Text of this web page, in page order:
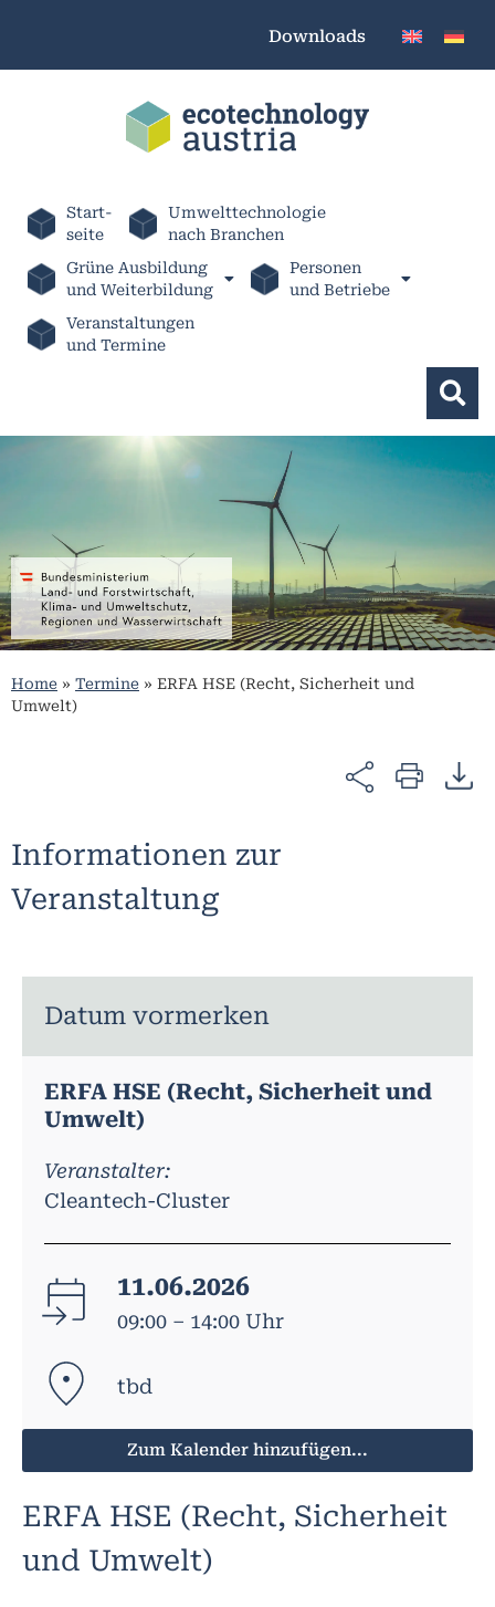
Downloads
Start-
seite
Umwelttechnologie
nach Branchen
Grüne Ausbildung
und Weiterbildung
Personen
und Betriebe
Veranstaltungen
und Termine
Home » Termine » ERFA HSE (Recht, Sicherheit und
Umwelt)
Informationen zur
Veranstaltung
Datum vormerken
ERFA HSE (Recht, Sicherheit und
Umwelt)
Veranstalter:
Cleantech-Cluster
11.06.2026
09:00 – 14:00 Uhr
tbd
Zum Kalender hinzufügen...
ERFA HSE (Recht, Sicherheit
und Umwelt)